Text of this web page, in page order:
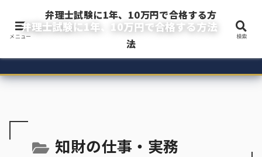
弁理士試験に1年、10万円で合格する方法
令和3年度弁理士試験に1年・10万円以下で一発合格した現役企業内弁理士のブ
知財の仕事・実務
メニュー
弁理士試験に1年、10万円で合格する方
法
検索